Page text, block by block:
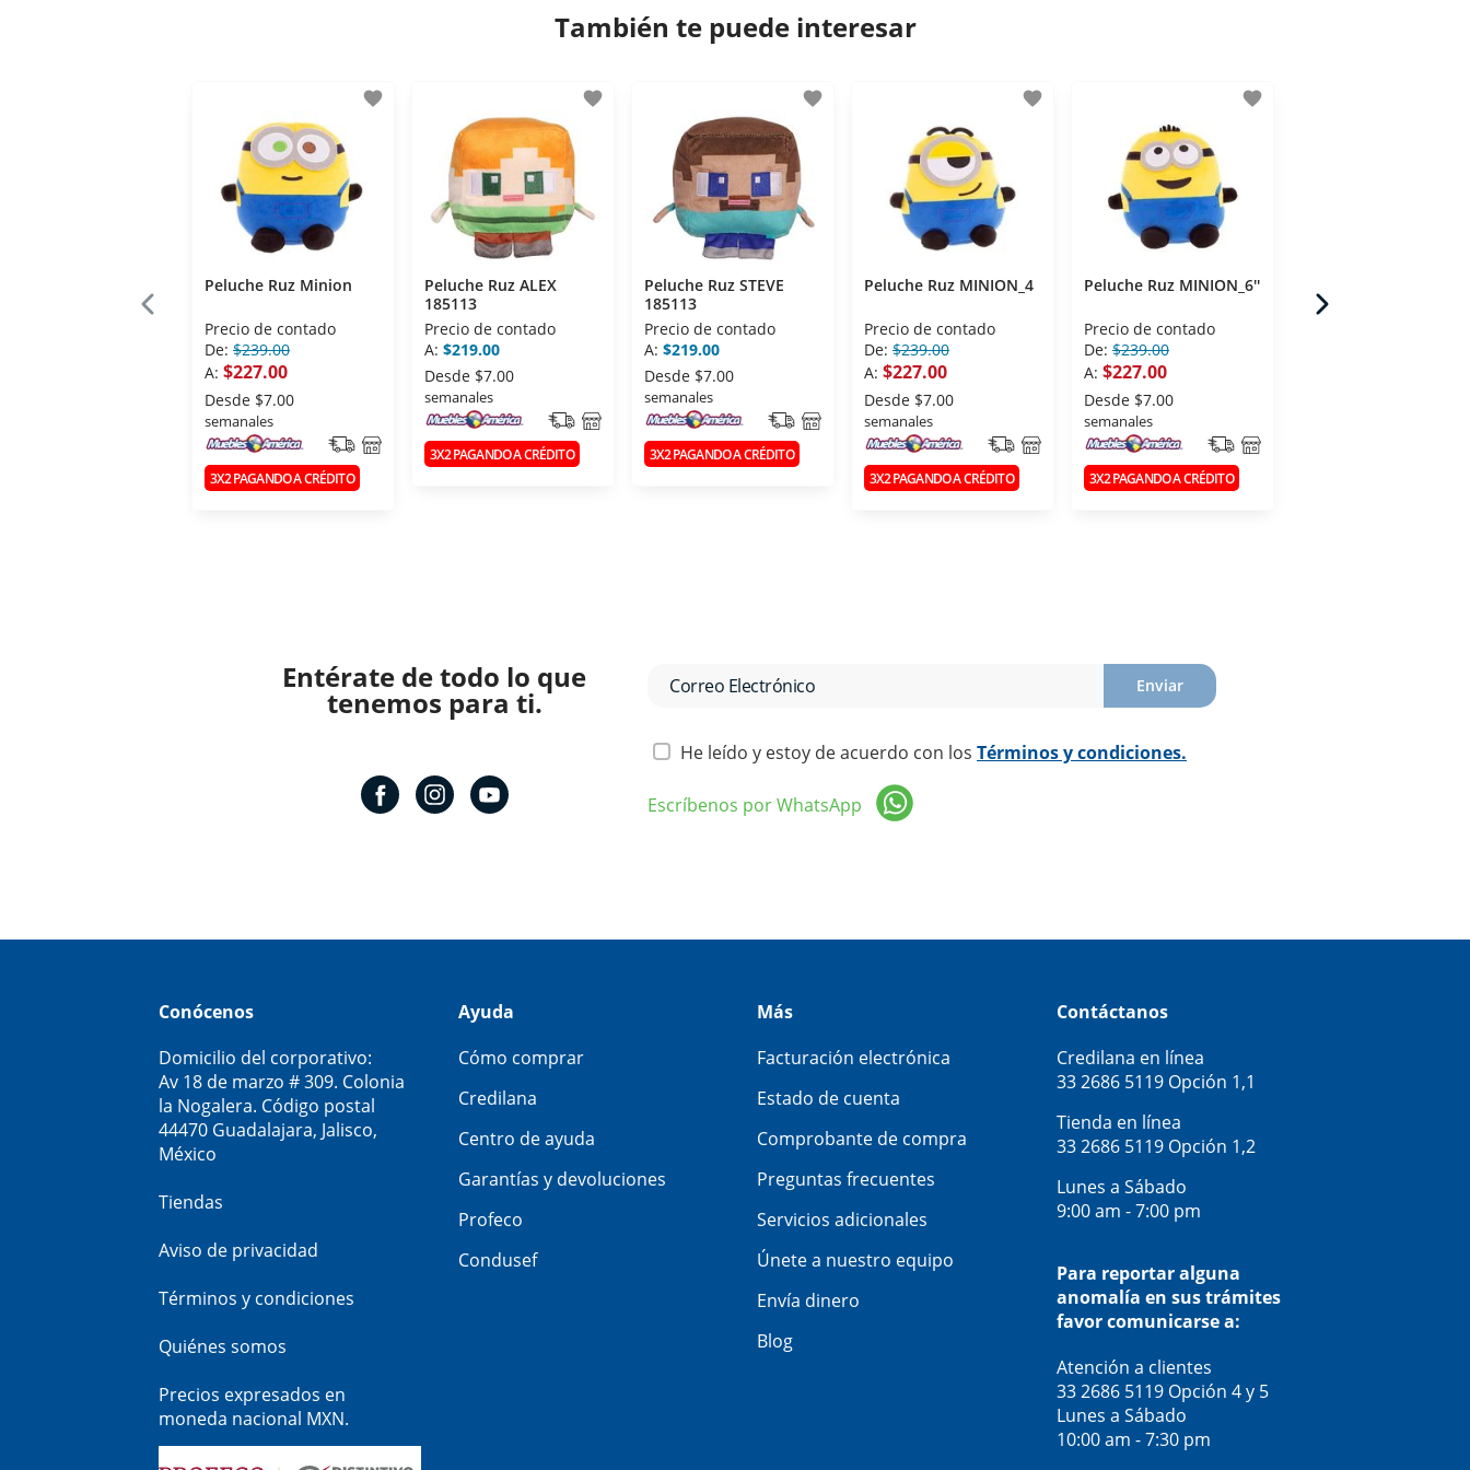
También te puede interesar
favorite
Peluche Ruz Minion
Precio de contado
De: $239.00
A: $227.00
Desde $7.00
semanales
3X2 PAGANDO A CRÉDITO
favorite
Peluche Ruz ALEX
185113
Precio de contado
A: $219.00
Desde $7.00
semanales
3X2 PAGANDO A CRÉDITO
favorite
Peluche Ruz STEVE
185113
Precio de contado
A: $219.00
Desde $7.00
semanales
3X2 PAGANDO A CRÉDITO
favorite
Peluche Ruz MINION_4
Precio de contado
De: $239.00
A: $227.00
Desde $7.00
semanales
3X2 PAGANDO A CRÉDITO
favorite
Peluche Ruz MINION_6''
Precio de contado
De: $239.00
A: $227.00
Desde $7.00
semanales
3X2 PAGANDO A CRÉDITO
LOTE 183266
Entérate de todo lo que
tenemos para ti. Enviar
He leído y estoy de acuerdo con los Términos y condiciones.
Escríbenos por WhatsApp
Conócenos
Domicilio del corporativo:
Av 18 de marzo # 309. Colonia
la Nogalera. Código postal
44470 Guadalajara, Jalisco,
México
Tiendas
Aviso de privacidad
Términos y condiciones
Quiénes somos
Precios expresados en
moneda nacional MXN.
Ayuda
Cómo comprar
Credilana
Centro de ayuda
Garantías y devoluciones
Profeco
Condusef
Más
Facturación electrónica
Estado de cuenta
Comprobante de compra
Preguntas frecuentes
Servicios adicionales
Únete a nuestro equipo
Envía dinero
Blog
Contáctanos
Credilana en línea
33 2686 5119 Opción 1,1
Tienda en línea
33 2686 5119 Opción 1,2
Lunes a Sábado
9:00 am - 7:00 pm
Para reportar alguna
anomalía en sus trámites
favor comunicarse a:
Atención a clientes
33 2686 5119 Opción 4 y 5
Lunes a Sábado
10:00 am - 7:30 pm